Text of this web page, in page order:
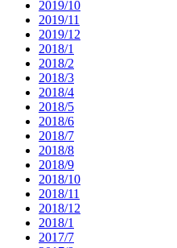
2019/10
2019/11
2019/12
2018/1
2018/2
2018/3
2018/4
2018/5
2018/6
2018/7
2018/8
2018/9
2018/10
2018/11
2018/12
2018/1
2017/7